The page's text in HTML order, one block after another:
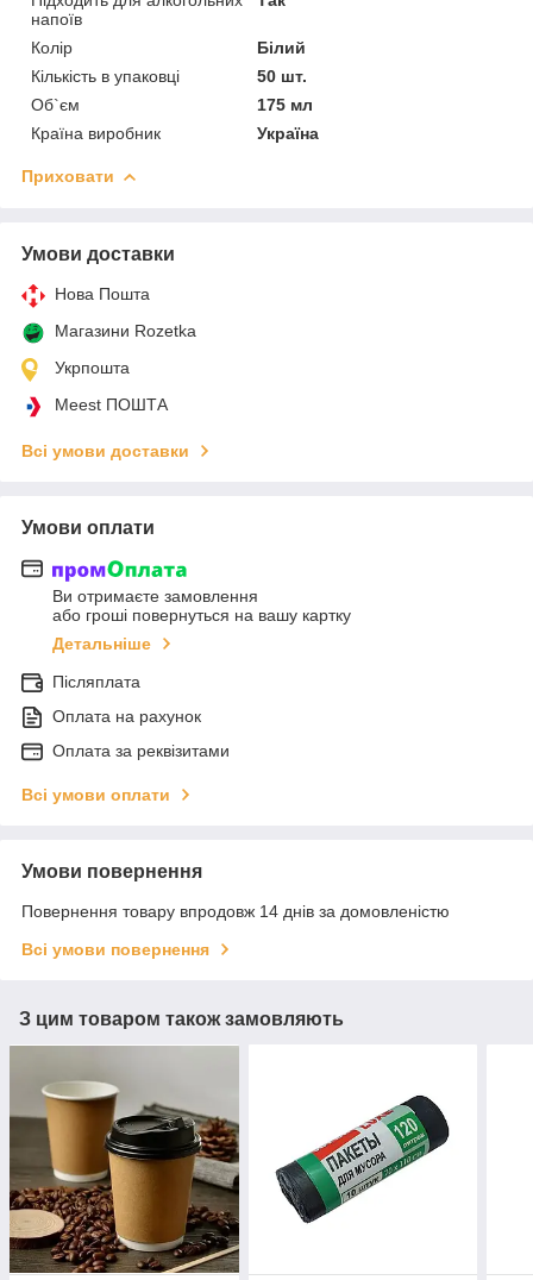
напоїв
Колір
Білий
Кількість в упаковці
50 шт.
Об`єм
175 мл
Країна виробник
Україна
Приховати
Умови доставки
Нова Пошта
Магазини Rozetka
Укрпошта
Meest ПОШТА
Всі умови доставки
Умови оплати
Ви отримаєте замовлення
або гроші повернуться на вашу картку
Детальніше
Післяплата
Оплата на рахунок
Оплата за реквізитами
Всі умови оплати
Умови повернення
Повернення товару впродовж 14 днів за домовленістю
Всі умови повернення
З цим товаром також замовляють